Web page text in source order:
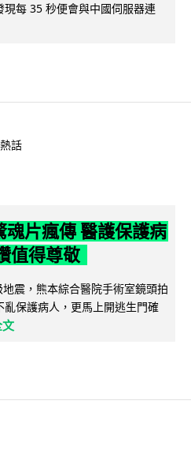
每 35 秒便會與中國伺服器連
話
魂片瘋傳 醫護保護病
值得尊敬
震，熊本綜合醫院手術室鏡頭拍
保護病人，更馬上開逃生門確